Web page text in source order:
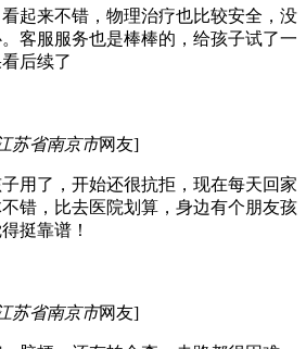
起来不错，物理治疗也比较安全，没
客服服务也是棒棒的，给孩子试了一
后续了
苏省南京市网友]
用了，开始还很抗拒，现在每天回家
错，比去医院划算，身边有个朋友孩
挺靠谱！
苏省南京市网友]